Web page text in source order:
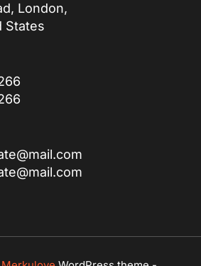
London,
States